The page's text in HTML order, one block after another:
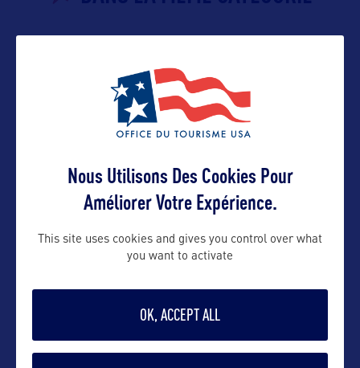
Toadstool Geological Park
NEBRASKA
VILLE
Nous Utilisons Des Cookies Pour
Améliorer Votre Expérience.
This site uses cookies and gives you control over what
you want to activate
OK, ACCEPT ALL